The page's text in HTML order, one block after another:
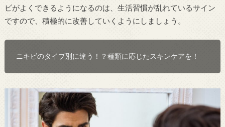
ビがよくできるようになるのは、生活習慣が乱れているサイン
ですので、積極的に改善していくようにしましょう。
ニキビのタイプ別に違う！？種類に応じたスキンケアを！